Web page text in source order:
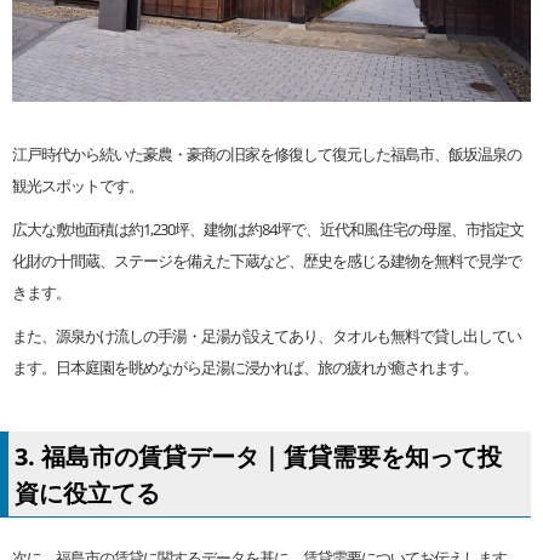
江戸時代から続いた豪農・豪商の旧家を修復して復元した福島市、飯坂温泉の
観光スポットです。
広大な敷地面積は約1,230坪、建物は約84坪で、近代和風住宅の母屋、市指定文
化財の十間蔵、ステージを備えた下蔵など、歴史を感じる建物を無料で見学で
きます。
また、源泉かけ流しの手湯・足湯が設えてあり、タオルも無料で貸し出してい
ます。日本庭園を眺めながら足湯に浸かれば、旅の疲れが癒されます。
3. 福島市の賃貸データ｜賃貸需要を知って投
資に役立てる